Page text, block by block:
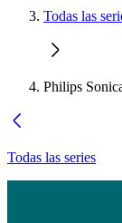
Todas las
Philips
Todas las series